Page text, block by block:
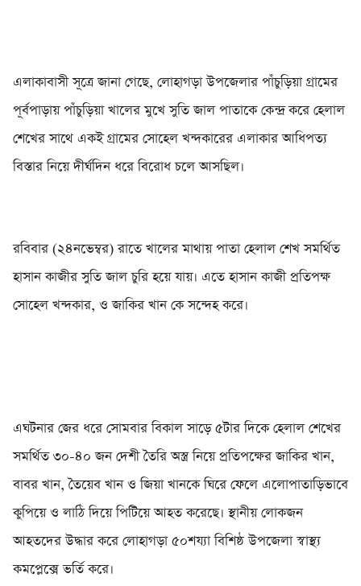
এলাকাবাসী সূত্রে জানা গেছে, লোহাগড়া উপজেলার পাঁচুড়িয়া গ্রামের
পূর্বপাড়ায় পাঁচুড়িয়া খালের মুখে সুতি জাল পাতাকে কেন্দ্র করে হেলাল
শেখের সাথে একই গ্রামের সোহেল খন্দকারের এলাকার আধিপত্য
বিস্তার নিয়ে দীর্ঘদিন ধরে বিরোধ চলে আসছিল।
রবিবার (২৪নভেম্বর) রাতে খালের মাথায় পাতা হেলাল শেখ সমর্থিত
হাসান কাজীর সুতি জাল চুরি হয়ে যায়। এতে হাসান কাজী প্রতিপক্ষ
সোহেল খন্দকার, ও জাকির খান কে সন্দেহ করে।
এঘটনার জের ধরে সোমবার বিকাল সাড়ে ৫টার দিকে হেলাল শেখের
সমর্থিত ৩০-৪০ জন দেশী তৈরি অস্ত্র নিয়ে প্রতিপক্ষের জাকির খান,
বাবর খান, তৈয়েব খান ও জিয়া খানকে ঘিরে ফেলে এলোপাতাড়িভাবে
কুপিয়ে ও লাঠি দিয়ে পিটিয়ে আহত করেছে। স্থানীয় লোকজন
আহতদের উদ্ধার করে লোহাগড়া ৫০শয্যা বিশিষ্ঠ উপজেলা স্বাস্থ্য
কমপ্লেক্সে ভর্তি করে।